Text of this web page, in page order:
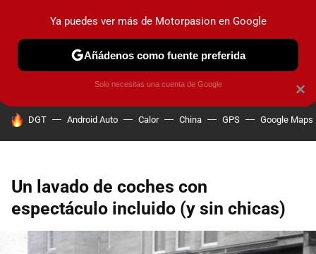
PRUEBAS COCHES ELÉCTRICOS OBSERVATORIO
HOY SE HABLA DE
DGT Android Auto Calor China GPS Google Maps
Un lavado de coches con
espectáculo incluido (y sin chicas)
×
Ya puedes ver más de Motorpasion en Google
Añádenos como fuente preferida
Solo necesitas una cuenta de Google